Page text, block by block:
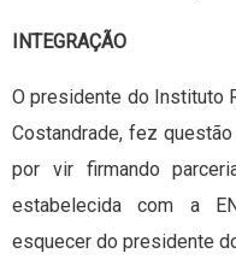
INTEGRAÇÃO
O presidente do Instituto
Costandrade, fez
por vir firmando
estabelecida com a
esquecer do presidente